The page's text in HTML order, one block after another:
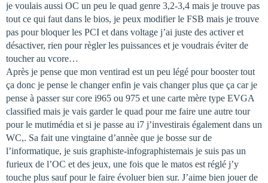
je voulais aussi OC un peu le quad genre 3,2-3,4 mais je trouve pas
tout ce qui faut dans le bios, je peux modifier le FSB mais je trouve
pas pour bloquer les PCI et dans voltage j’ai juste des activer et
désactiver, rien pour règler les puissances et je voudrais éviter de
toucher au vcore…
Après je pense que mon ventirad est un peu légé pour booster tout
ça donc je pense le changer enfin je vais changer plus que ça car je
pense à passer sur core i965 ou 975 et une carte mère type EVGA
classified mais je vais garder le quad pour me faire une autre tour
pour le mutimédia et si je passe au i7 j’investirais également dans un
WC,. Sa fait une vingtaine d’annèe que je bosse sur de
l’informatique, je suis graphiste-infographistemais je suis pas un
furieux de l’OC et des jeux, une fois que le matos est réglé j’y
touche plus sauf pour le faire évoluer bien sur. J’aime bien jouer de